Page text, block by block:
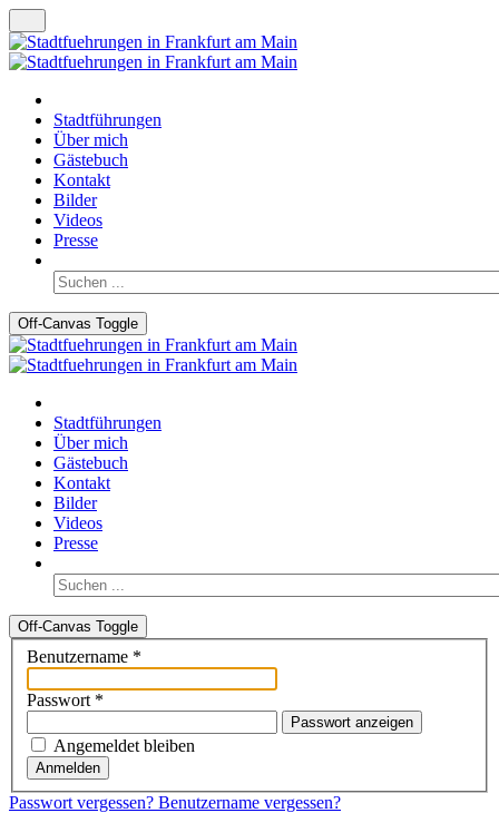
Stadtführungen
Über mich
Gästebuch
Kontakt
Bilder
Videos
Presse
Off-Canvas Toggle
Stadtführungen
Über mich
Gästebuch
Kontakt
Bilder
Videos
Presse
Off-Canvas Toggle
Benutzername *
Passwort *
Passwort anzeigen
Angemeldet bleiben
Anmelden
Passwort vergessen? Benutzername vergessen?